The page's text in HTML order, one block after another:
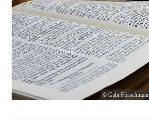
© Gabi